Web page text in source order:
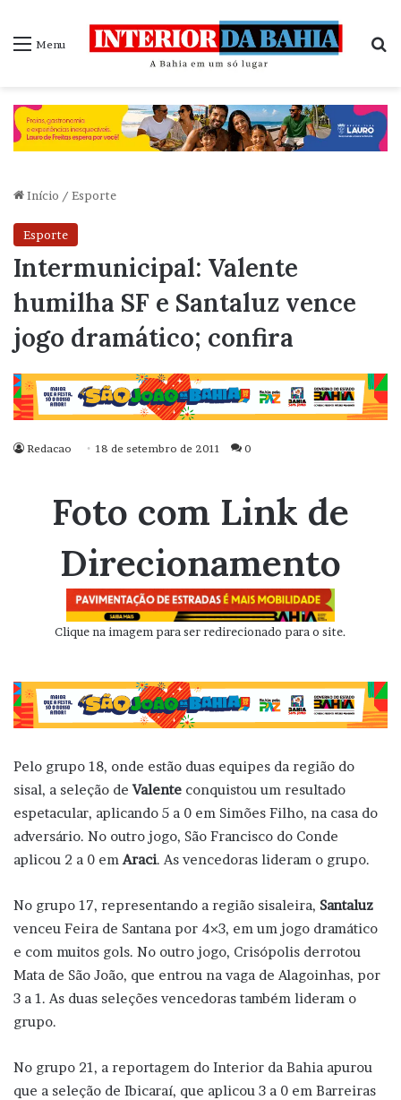
Menu
Início / Esporte
Esporte
Intermunicipal: Valente
humilha SF e Santaluz vence
jogo dramático; confira
Redacao 18 de setembro de 2011 0
Foto com Link de
Direcionamento
Clique na imagem para ser redirecionado para o site.
Pelo grupo 18, onde estão duas equipes da região do
sisal, a seleção deValente conquistou um resultado
espetacular, aplicando 5 a 0 em Simões Filho, na casa do
adversário. No outro jogo, São Francisco do Conde
aplicou 2 a 0 em Araci. As vencedoras lideram o grupo.
No grupo 17, representando a região sisaleira, Santaluz
venceu Feira de Santana por 4×3, em um jogo dramático
e com muitos gols. No outro jogo, Crisópolis derrotou
Mata de São João, que entrou na vaga de Alagoinhas, por
3 a 1. As duas seleções vencedoras também lideram o
grupo.
No grupo 21, a reportagem do Interior da Bahia apurou
que a seleção de Ibicaraí, que aplicou 3 a 0 em Barreiras